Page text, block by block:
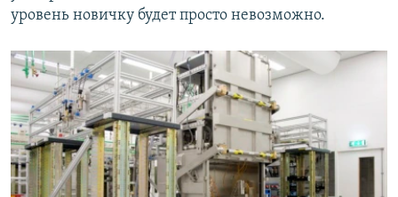
уровень новичку будет просто невозможно.